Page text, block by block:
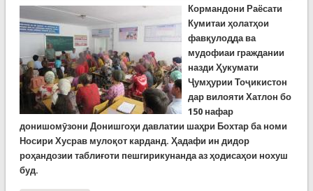
Кормандони Раёсати
Кумитаи ҳолатҳои
фавқулодда ва
мудофиаи граждании
назди Ҳукумати
Ҷумҳурии Тоҷикистон
дар вилояти Хатлон бо
150 нафар
донишомӯзони Донишгоҳи давлатии шаҳри Бохтар ба номи
Носири Хусрав мулоқот карданд. Ҳадафи ин дидор
роҳандозии таблиғоти пешгирикунанда аз ҳодисаҳои нохуш
буд.